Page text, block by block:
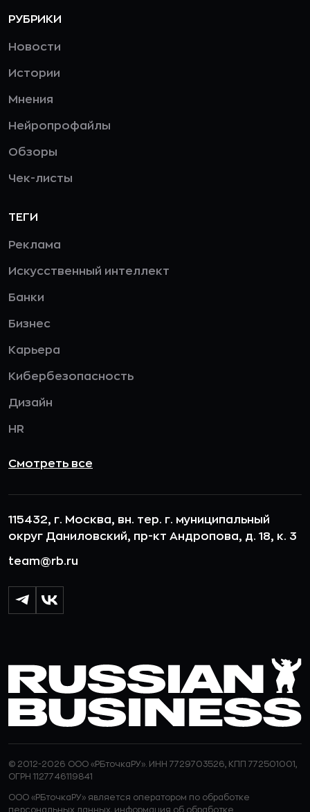
РУБРИКИ
Новости
Истории
Мнения
Нейропрофайлы
Обзоры
Чек-листы
ТЕГИ
Реклама
Искусственный интеллект
Банки
Бизнес
Карьера
Кибербезопасность
Дизайн
HR
Смотреть все
115432, г. Москва, вн. тер. г. муниципальный
округ Даниловский, пр-кт Андропова, д. 18, к. 3
team@rb.ru
© 2012-2026 ООО «РБточкаРУ». ИНН 7729703526, КПП 772501001,
ОГРН 1127746119841
ООО «РБточкаРУ» является оператором по обработке
персональных данных, информация об обработке